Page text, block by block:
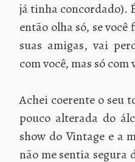
já tinha concordado).
então olha só, se
suas amigas, vai
com você, mas só com
Achei coerente o seu
pouco alterada do
show do Vintage e a
não me sentia segura